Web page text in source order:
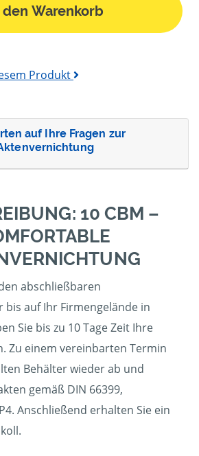
den Warenkorb
Produkt
auf Ihre Fragen zur
10 CBM –
abschließbaren
bis auf Ihr Firmengelände in
Sie bis zu 10 Tage Zeit Ihre
Zu einem vereinbarten Termin
Behälter wieder ab und
gemäß DIN 66399,
Anschließend erhalten Sie ein